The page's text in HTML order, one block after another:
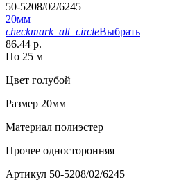
50-5208/02/6245
20мм
checkmark_alt_circleВыбрать
86.44 р.
По 25 м
Цвет голубой
Размер 20мм
Материал полиэстер
Прочее односторонняя
Артикул 50-5208/02/6245